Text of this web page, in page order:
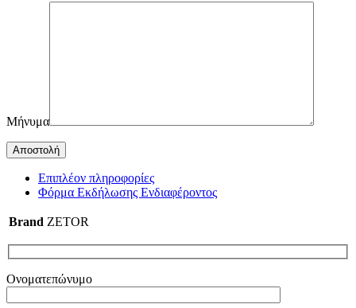
Μήνυμα
Επιπλέον πληροφορίες
Φόρμα Εκδήλωσης Ενδιαφέροντος
Brand ZETOR
Ονοματεπώνυμο